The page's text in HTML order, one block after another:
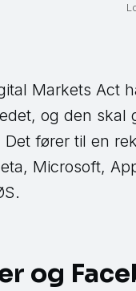
Markets Act
og den
Det fører til en
Microsoft,
og